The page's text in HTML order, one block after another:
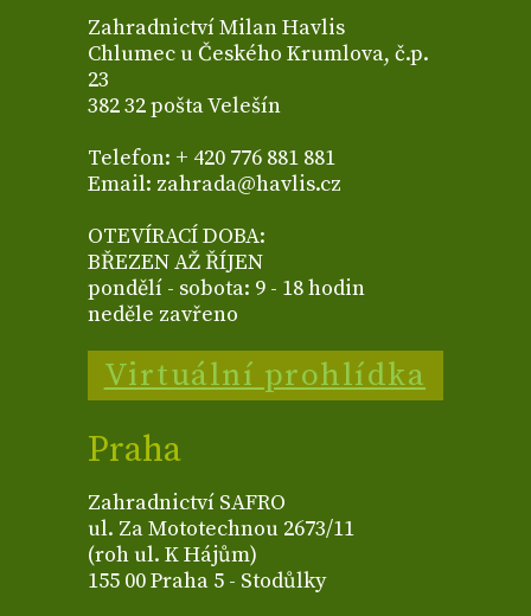
Zahradnictví Milan Havlis
Chlumec u Českého Krumlova, č.p.
23
382 32 pošta Velešín
Telefon: + 420 776 881 881
Email: zahrada@havlis.cz
OTEVÍRACÍ DOBA:
BŘEZEN AŽ ŘÍJEN
pondělí - sobota: 9 - 18 hodin
neděle zavřeno
Virtuální prohlídka
Praha
Zahradnictví SAFRO
ul. Za Mototechnou 2673/11
(roh ul. K Hájům)
155 00 Praha 5 - Stodůlky